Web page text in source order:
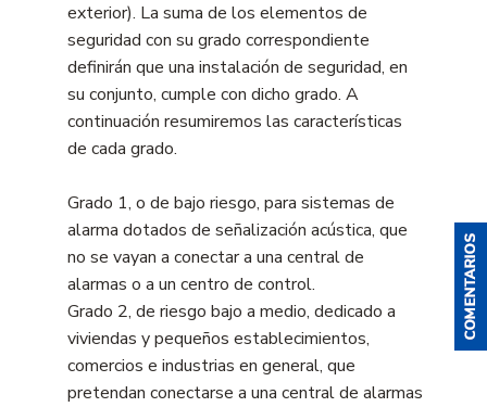
exterior). La suma de los elementos de
seguridad con su grado correspondiente
definirán que una instalación de seguridad, en
su conjunto, cumple con dicho grado. A
continuación resumiremos las características
de cada grado.
Grado 1, o de bajo riesgo, para sistemas de
alarma dotados de señalización acústica, que
no se vayan a conectar a una central de
alarmas o a un centro de control.
Grado 2, de riesgo bajo a medio, dedicado a
viviendas y pequeños establecimientos,
comercios e industrias en general, que
pretendan conectarse a una central de alarmas